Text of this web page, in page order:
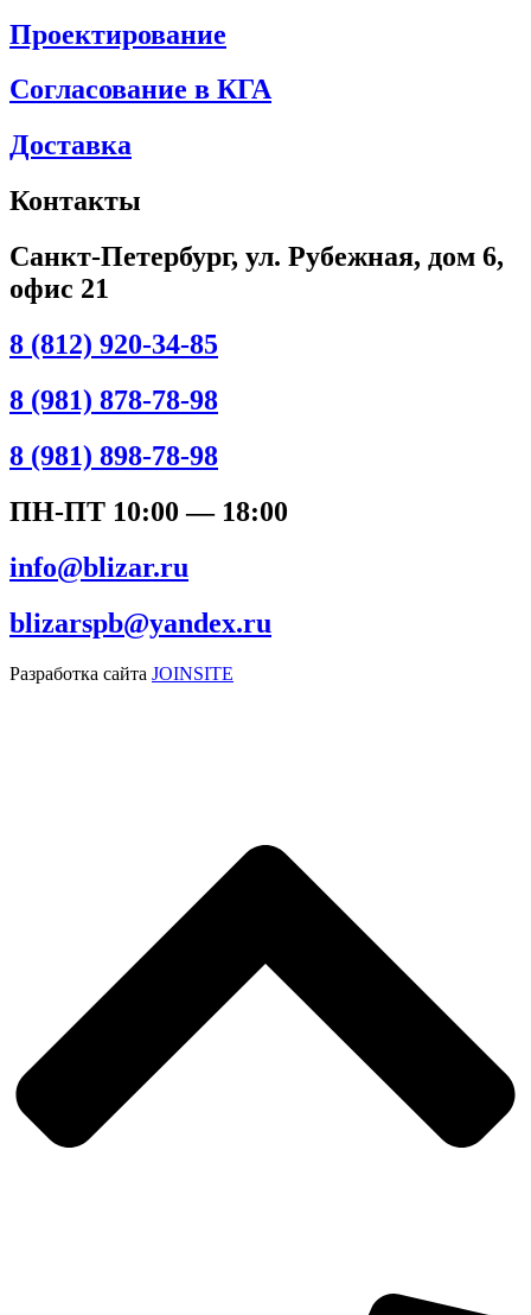
Проектирование
Согласование в КГА
Доставка
Контакты
Санкт-Петербург, ул. Рубежная, дом 6,
офис 21
8 (812) 920-34-85
8 (981) 878-78-98
8 (981) 898-78-98
ПН-ПТ 10:00 — 18:00
info@blizar.ru
blizarspb@yandex.ru
Разработка сайта JOINSITE